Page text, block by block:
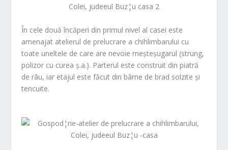
În cele două încăperi din primul nivel al casei este
amenajat atelierul de prelucrare a chihlimbarului cu
toate uneltele de care are nevoie meșteșugarul (strung,
polizor cu curea ș.a.). Parterul este construit din piatră
de râu, iar etajul este făcut din bârne de brad solzite și
tencuite.